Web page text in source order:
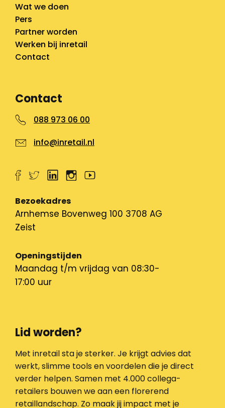
Wat we doen
Pers
Partner worden
Werken bij inretail
Contact
Contact
088 973 06 00
info@inretail.nl
Bezoekadres
Arnhemse Bovenweg 100 3708 AG
Zeist
Openingstijden
Maandag t/m vrijdag van 08:30-
17:00 uur
Lid worden?
Met inretail sta je sterker. Je krijgt advies dat
werkt, slimme tools en voordelen die je direct
verder helpen. Samen met 4.000 collega-
retailers bouwen we aan een florerend
retaillandschap. Zo maak jij impact met je